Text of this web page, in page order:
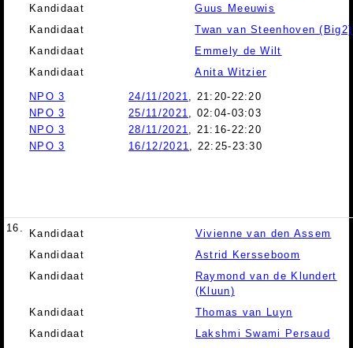
Kandidaat
Guus Meeuwis
Kandidaat
Twan van Steenhoven (Big2)
Kandidaat
Emmely de Wilt
Kandidaat
Anita Witzier
NPO 3 24/11/2021, 21:20-22:20
NPO 3
25/11/2021, 02:04-03:03
NPO 3
28/11/2021, 21:16-22:20
NPO 3
16/12/2021, 22:25-23:30
16. Kandidaat
Vivienne van den Assem
Kandidaat
Astrid Kersseboom
Kandidaat
Raymond van de Klundert
(Kluun)
Kandidaat
Thomas van Luyn
Kandidaat
Lakshmi Swami Persaud